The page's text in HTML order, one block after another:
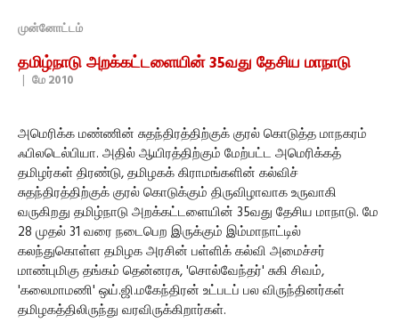
முன்னோட்டம்
தமிழ்நாடு அறக்கட்டளையின் 35வது தேசிய மாநாடு
| மே 2010
அமெரிக்க மண்ணின் சுதந்திரத்திற்குக் குரல் கொடுத்த மாநகரம்
ஃபிலடெல்பியா. அதில் ஆயிரத்திற்கும் மேற்பட்ட அமெரிக்கத்
தமிழர்கள் திரண்டு, தமிழகக் கிராமங்களின் கல்விச்
சுதந்திரத்திற்குக் குரல் கொடுக்கும் திருவிழாவாக உருவாகி
வருகிறது தமிழ்நாடு அறக்கட்டளையின் 35வது தேசிய மாநாடு. மே
28 முதல் 31 வரை நடைபெற இருக்கும் இம்மாநாட்டில்
கலந்துகொள்ள தமிழக அரசின் பள்ளிக் கல்வி அமைச்சர்
மாண்புமிகு தங்கம் தென்னரசு, 'சொல்வேந்தர்' சுகி சிவம்,
'கலைமாமணி' ஒய்.ஜி.மகேந்திரன் உட்படப் பல விருந்தினர்கள்
தமிழகத்திலிருந்து வரவிருக்கிறார்கள்.